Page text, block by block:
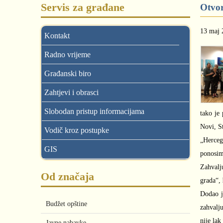
Servis za građane
Kontakt
Radno vrijeme
Građanski biro
Zahtjevi i obrasci
Slobodan pristup informacijama
Vodič kroz postupke
GIS
Od značaja
Budžet opštine
13 maj
tako je
Novi,
grada“,
Dodao
nije lak